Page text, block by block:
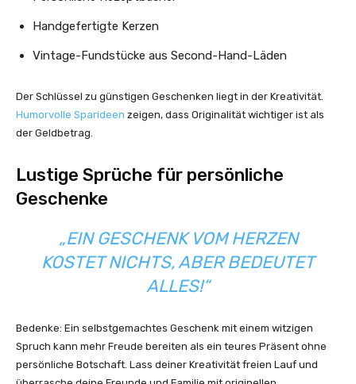
Handgefertigte Kerzen
Vintage-Fundstücke aus Second-Hand-Läden
Der Schlüssel zu günstigen Geschenken liegt in der Kreativität.
Humorvolle Sparideen zeigen, dass Originalität wichtiger ist als
der Geldbetrag.
Lustige Sprüche für persönliche
Geschenke
„EIN GESCHENK VOM HERZEN
KOSTET NICHTS, ABER BEDEUTET
ALLES!“
Bedenke: Ein selbstgemachtes Geschenk mit einem witzigen
Spruch kann mehr Freude bereiten als ein teures Präsent ohne
persönliche Botschaft. Lass deiner Kreativität freien Lauf und